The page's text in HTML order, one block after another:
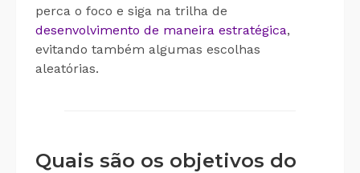
perca o foco e siga na trilha de
desenvolvimento de maneira estratégica,
evitando também algumas escolhas
aleatórias.
Quais são os objetivos do